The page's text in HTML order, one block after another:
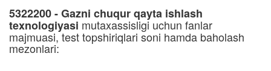
5322200 - Gazni chuqur qayta ishlash
texnologiyasi mutaxassisligi uchun fanlar
majmuasi, test topshiriqlari soni hamda baholash
mezonlari: